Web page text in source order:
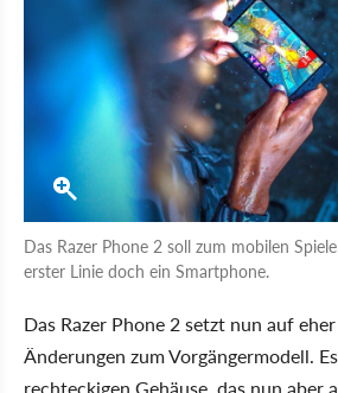
Das Razer Phone 2 soll zum mobilen
erster Linie doch ein Smartphone.
Das Razer Phone 2 setzt nun auf
Änderungen zum Vorgängermodell.